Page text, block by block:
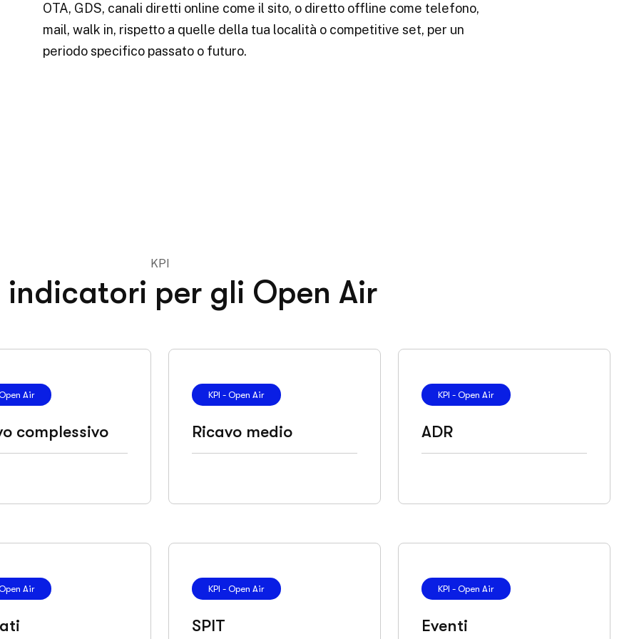
OTA, GDS, canali diretti online come il sito, o diretto offline come telefono,
mail, walk in, rispetto a quelle della tua località o competitive set, per un
periodo specifico passato o futuro.
KPI
per gli Open Air
Air
complessivo
KPI - Open Air
Ricavo medio
KPI - Open Air
ADR
Air KPI - Open Air
SPIT
KPI - Open Air
Eventi